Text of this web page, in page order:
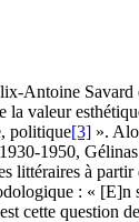
Antoine Savard
valeur
politique[3] ».
1950,
littéraires à
: «
cette question